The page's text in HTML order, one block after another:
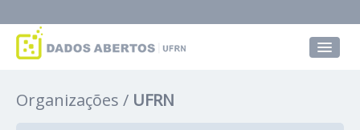
Grupos
Organizações UFRN